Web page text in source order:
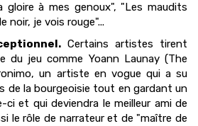
gloire à mes genoux", "Les maudits
noir, je vois rouge"...
Certains artistes tirent
du jeu comme Yoann Launay (The
un artiste en vogue qui a su
de la bourgeoisie tout en gardant un
ci et qui deviendra le meilleur ami de
le rôle de narrateur et de "maître de